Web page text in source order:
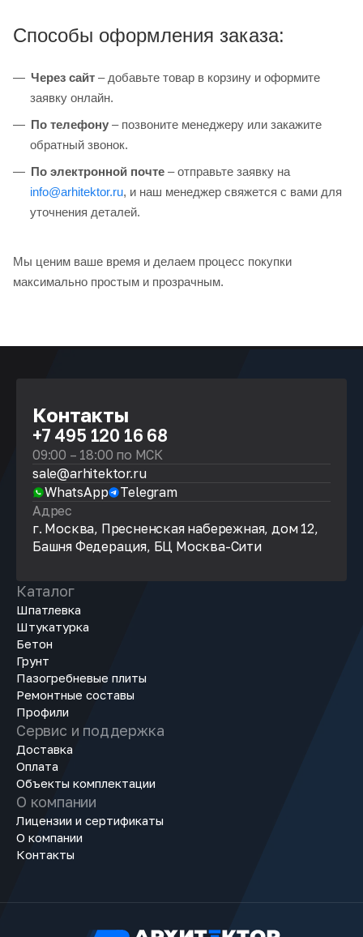
Способы оформления заказа:
Через сайт – добавьте товар в корзину и оформите
заявку онлайн.
По телефону – позвоните менеджеру или закажите
обратный звонок.
По электронной почте – отправьте заявку на
info@arhitektor.ru, и наш менеджер свяжется с вами для
уточнения деталей.
Мы ценим ваше время и делаем процесс покупки
максимально простым и прозрачным.
Контакты
+7 495 120 16 68
09:00 – 18:00 по МСК
sale@arhitektor.ru
WhatsApp
Telegram
Адрес
г. Москва, Пресненская набережная, дом 12,
Башня Федерация, БЦ Москва-Сити
Каталог
Шпатлевка
Штукатурка
Бетон
Грунт
Пазогребневые плиты
Ремонтные составы
Профили
Сервис и поддержка
Доставка
Оплата
Объекты комплектации
О компании
Лицензии и сертификаты
О компании
Контакты